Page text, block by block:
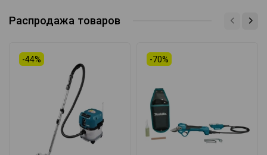
Распродажа товаров
-44% -70%